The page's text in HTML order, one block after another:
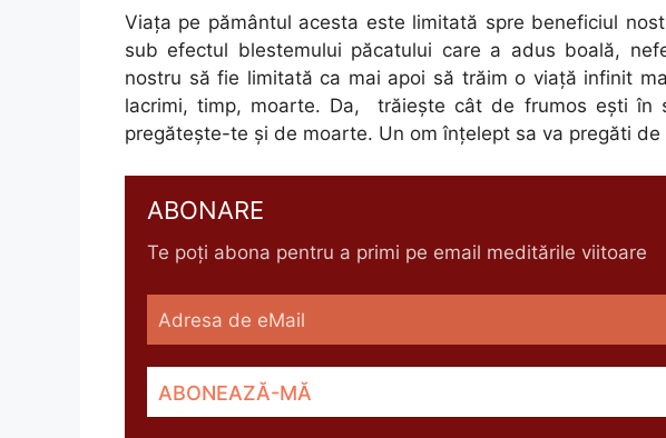
Viaţa pe pământul acesta este limitată spre beneficiul
sub efectul blestemului păcatului care a adus boală,
nostru să fie limitată ca mai apoi să trăim o viaţă infinit
lacrimi, timp, moarte. Da, trăieşte cât de frumos eşti în
pregăteşte-te şi de moarte. Un om înţelept sa va pregăti
ABONARE
Te poți abona pentru a primi pe email meditările viitoare